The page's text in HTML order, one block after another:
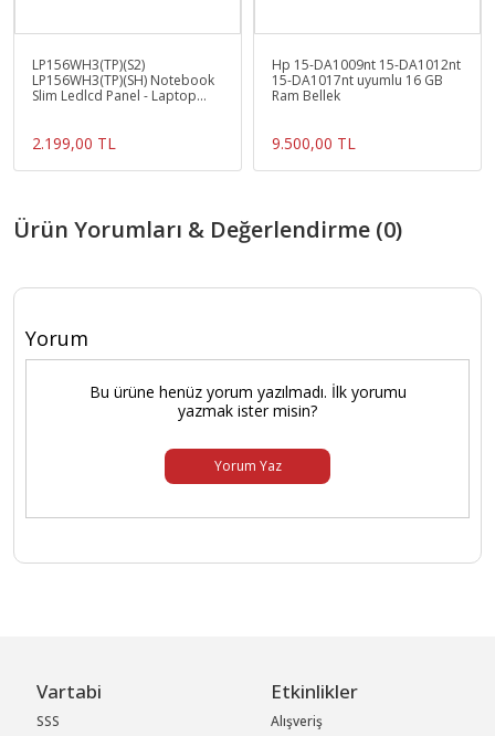
LP156WH3(TP)(S2)
LP156WH3(TP)(SH) Notebook
Slim Ledlcd Panel - Laptop
2.199,00 TL
Hp 15-DA1009nt 15-DA1012nt
15-DA1017nt uyumlu 16 GB
Ram Bellek
9.500,00 TL
Ürün Yorumları & Değerlendirme (0)
Yorum
Bu ürüne henüz yorum yazılmadı. İlk yorumu
yazmak ister misin?
Yorum Yaz
Vartabi
SSS
Etkinlikler
Alışveriş